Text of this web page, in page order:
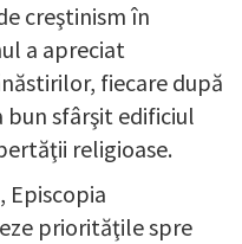
creştinism în
a apreciat
fiecare după
sfârşit edificiul
religioase.
Episcopia
priorităţile spre